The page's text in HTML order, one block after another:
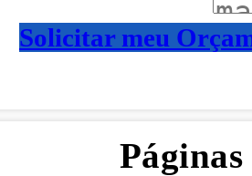
Solicitar meu